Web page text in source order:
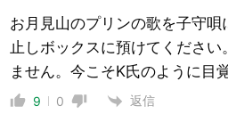
お月見山のプリンの歌を子守唄
止しボックスに預けてください
ません。今こそK氏のように目
9 0 返信